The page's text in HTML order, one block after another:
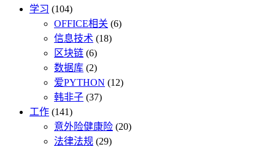
学习 (104)
OFFICE相关 (6)
信息技术 (18)
区块链 (6)
数据库 (2)
爱PYTHON (12)
韩非子 (37)
工作 (141)
意外险健康险 (20)
法律法规 (29)